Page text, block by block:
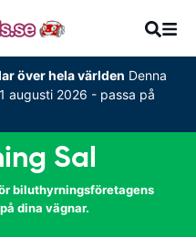
över hela världen Denna
augusti 2026 - passa på
Sal
biluthyrningsföretagens
dina vägnar.